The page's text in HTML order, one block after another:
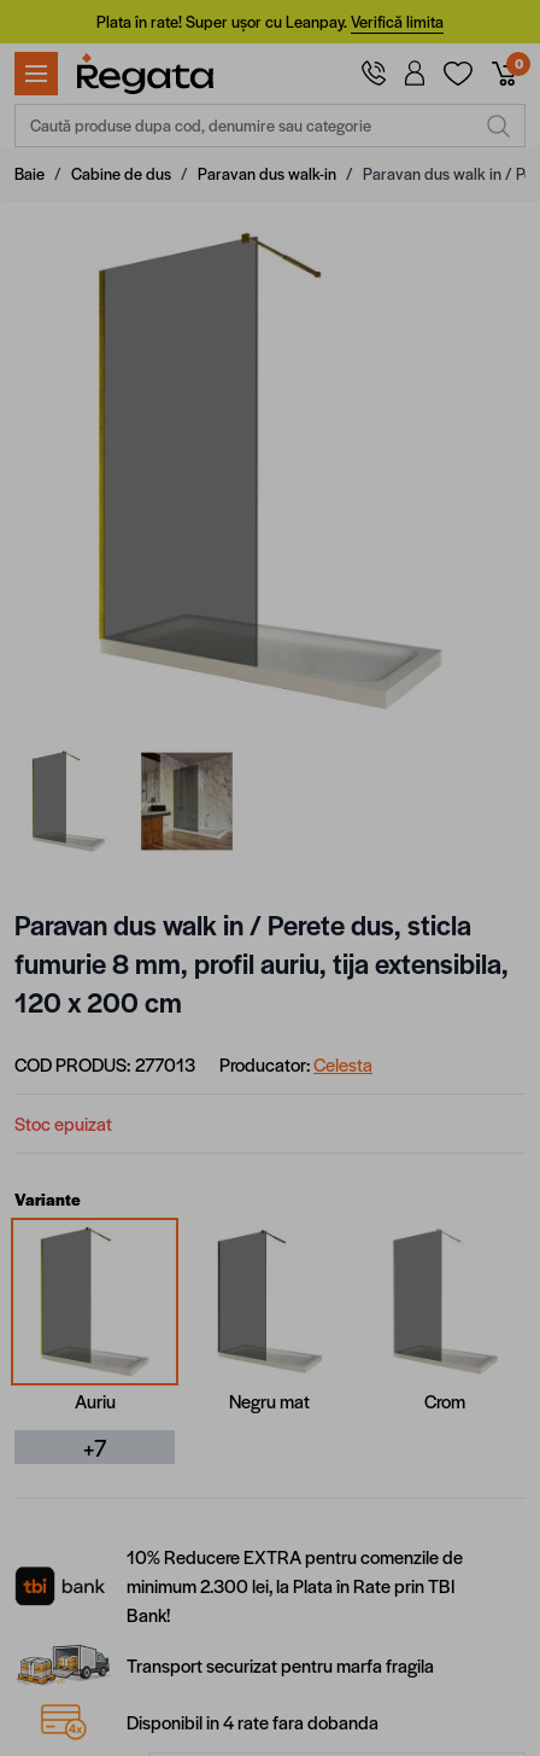
Mergi la ConținutPlata în rate! Super ușor cu Leanpay.Verifică limita
0
Caută produse dupa cod, denumire sau categorie
Baie / Cabine de dus / Paravan dus walk-in / Paravan dus walk in /
View larger imageView larger image
Paravan dus walk in / Perete dus, sticla
fumurie 8 mm, profil auriu, tija extensibila,
120 x 200 cm
COD PRODUS:277013 Producator:Celesta
Stoc epuizat
Variante
Auriu Negru mat Crom
+7
10% Reducere EXTRA pentru comenzile de
minimum 2.300 lei, la Plata în Rate prin TBI
Bank!
Transport securizat pentru marfa fragila
Disponibil in 4 rate fara dobanda